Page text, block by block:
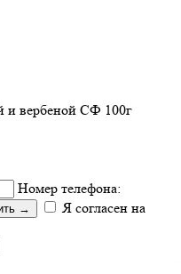
и вербеной СФ 100г
Номер телефона:
→
Я согласен на